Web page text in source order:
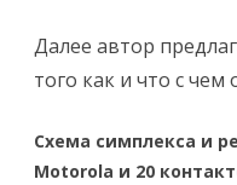
Далее автор
того как и что с чем
Схема симплекса и
Motorola и 20